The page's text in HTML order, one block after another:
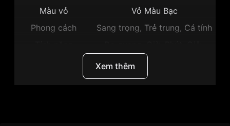
Màu vỏ
Vỏ Màu Bạc
Phong cách
Sang trọng, Trẻ trung, Cá tính
Mặt hồng
Xem thêm